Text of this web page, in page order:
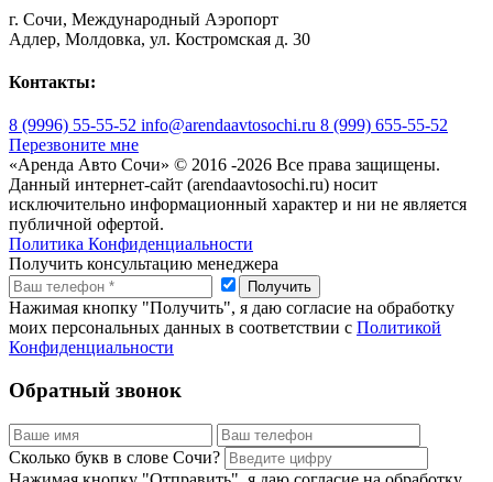
г. Сочи, Международный Аэропорт
Адлер, Молдовка, ул. Костромская д. 30
Контакты:
8 (9996) 55-55-52 info@arendaavtosochi.ru 8 (999) 655-55-52
Перезвоните мне
«Аренда Авто Сочи» © 2016 -2026 Все права защищены.
Данный интернет-сайт (arendaavtosochi.ru) носит
исключительно информационный характер и ни не является
публичной офертой.
Политика Конфиденциальности
Получить консультацию менеджера
Нажимая кнопку "Получить", я даю согласие на обработку
моих персональных данных в соответствии с Политикой
Конфиденциальности
Обратный звонок
Сколько букв в слове Сочи?